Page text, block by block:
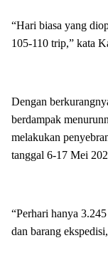
“Hari biasa yang
105-110 trip,” kata
Dengan
berdampak
melakukan
tanggal 6-17 Mei
“Perhari hanya
dan barang